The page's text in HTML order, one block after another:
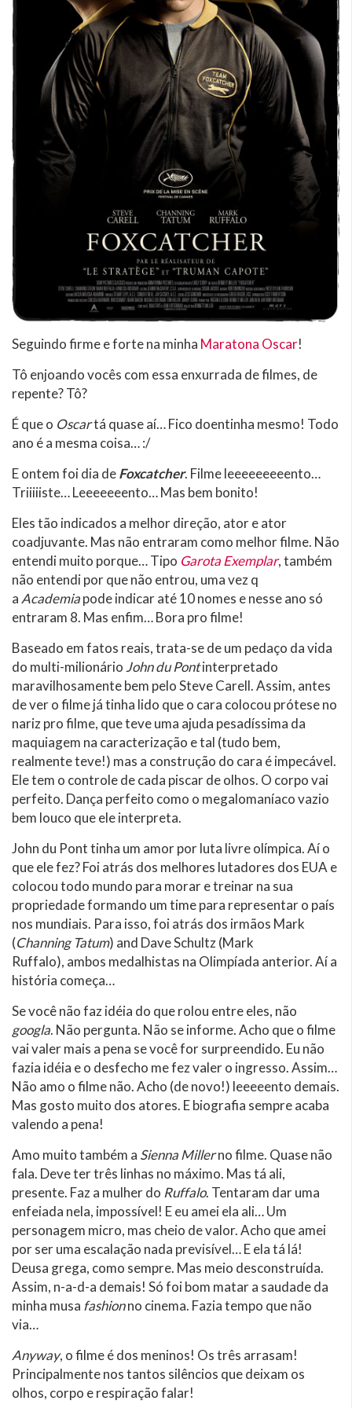
Seguindo firme e forte na minha Maratona Oscar!
Tô enjoando vocês com essa enxurrada de filmes, de
repente? Tô?
É que o Oscartá quase aí… Fico doentinha mesmo! Todo
ano é a mesma coisa… :/
E ontem foi dia deFoxcatcher. Filme leeeeeeeeento…
Triiiiiste… Leeeeeeento… Mas bem bonito!
Eles tão indicados a melhor direção, ator e ator
coadjuvante. Mas não entraram como melhor filme. Não
entendi muito porque… Tipo Garota Exemplar, também
não entendi por que não entrou, uma vez q
a Academiapode indicar até 10 nomes e nesse ano só
entraram 8. Mas enfim… Bora pro filme!
Baseado em fatos reais, trata-se de um pedaço da vida
do multi-milionário John du Pontinterpretado
maravilhosamente bem pelo Steve Carell. Assim, antes
de ver o filme já tinha lido que o cara colocou prótese no
nariz pro filme, que teve uma ajuda pesadíssima da
maquiagem na caracterização e tal (tudo bem,
realmente teve!) mas a construção do cara é impecável.
Ele tem o controle de cada piscar de olhos. O corpo vai
perfeito. Dança perfeito como o megalomaníaco vazio
bem louco que ele interpreta.
John du Pont tinha um amor por luta livre olímpica. Aí o
que ele fez? Foi atrás dos melhores lutadores dos EUA e
colocou todo mundo para morar e treinar na sua
propriedade formando um time para representar o país
nos mundiais. Para isso, foi atrás dos irmãos Mark
(Channing Tatum) and Dave Schultz (Mark
Ruffalo), ambos medalhistas na Olimpíada anterior. Aí a
história começa…
Se você não faz idéia do que rolou entre eles, não
googla. Não pergunta. Não se informe. Acho que o filme
vai valer mais a pena se você for surpreendido. Eu não
fazia idéia e o desfecho me fez valer o ingresso. Assim…
Não amo o filme não. Acho (de novo!) leeeeento demais.
Mas gosto muito dos atores. E biografia sempre acaba
valendo a pena!
Amo muito também a Sienna Millerno filme. Quase não
fala. Deve ter três linhas no máximo. Mas tá ali,
presente. Faz a mulher do Ruffalo. Tentaram dar uma
enfeiada nela, impossível! E eu amei ela ali… Um
personagem micro, mas cheio de valor. Acho que amei
por ser uma escalação nada previsível… E ela tá lá!
Deusa grega, como sempre. Mas meio desconstruída.
Assim, n-a-d-a demais! Só foi bom matar a saudade da
minha musa fashionno cinema. Fazia tempo que não
via…
Anyway, o filme é dos meninos! Os três arrasam!
Principalmente nos tantos silêncios que deixam os
olhos, corpo e respiração falar!